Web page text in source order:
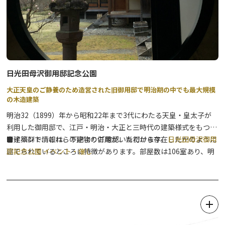
館内にはフリースペースの他、授乳室が利用いただけますので、こ
ちらもお気軽にお入りください。
日光田母沢御用邸記念公園
大正天皇のご静養のため造営された旧御用邸で明治期の中でも最大規模
の木造建築
明治32（1899）年から昭和22年まで3代にわたる天皇・皇太子が
利用した御用邸で、江戸・明治・大正と三時代の建築様式をもつ集
合建築群で、これらの建物の併用が、当初から存在したかのように
建てられているところに特徴があります。部屋数は106室あり、明
える記念の木で、樹齢は300～350年と推定され、優美な御用邸建
築の美しさに、自然観を添え、花時には際立った彩りを与えていま
■イベント情報は、下記よりご確認いただけます。日光田母沢御用
邸記念公園 イベント・催し